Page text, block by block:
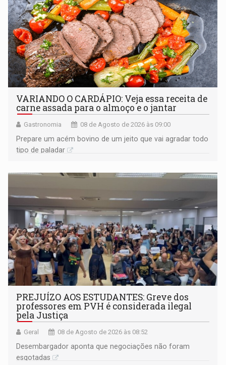
VARIANDO O CARDÁPIO: Veja essa receita de
carne assada para o almoço e o jantar
Gastronomia 08 de Agosto de 2026 às 09:00
Prepare um acém bovino de um jeito que vai agradar todo
tipo de paladar
PREJUÍZO AOS ESTUDANTES: Greve dos
professores em PVH é considerada ilegal
pela Justiça
Geral 08 de Agosto de 2026 às 08:52
Desembargador aponta que negociações não foram
esgotadas